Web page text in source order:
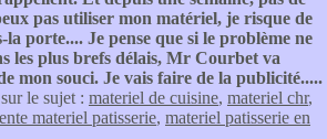
pas utiliser mon matériel, je risque de
la porte.... Je pense que si le problème ne
les plus brefs délais, Mr Courbet va
mon souci. Je vais faire de la publicité.....
le sujet : materiel de cuisine, materiel chr,
materiel patisserie, materiel patisserie en